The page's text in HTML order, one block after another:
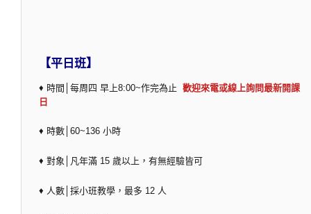
【平日班】
♦ 時間│每周四 早上8:00~作完為止 歡迎來電或線上詢問最新開課
日
♦ 時數│60~136 小時
♦ 對象│凡年滿 15 歲以上，有無經驗皆可
♦ 人數│採小班教學，最多 12 人